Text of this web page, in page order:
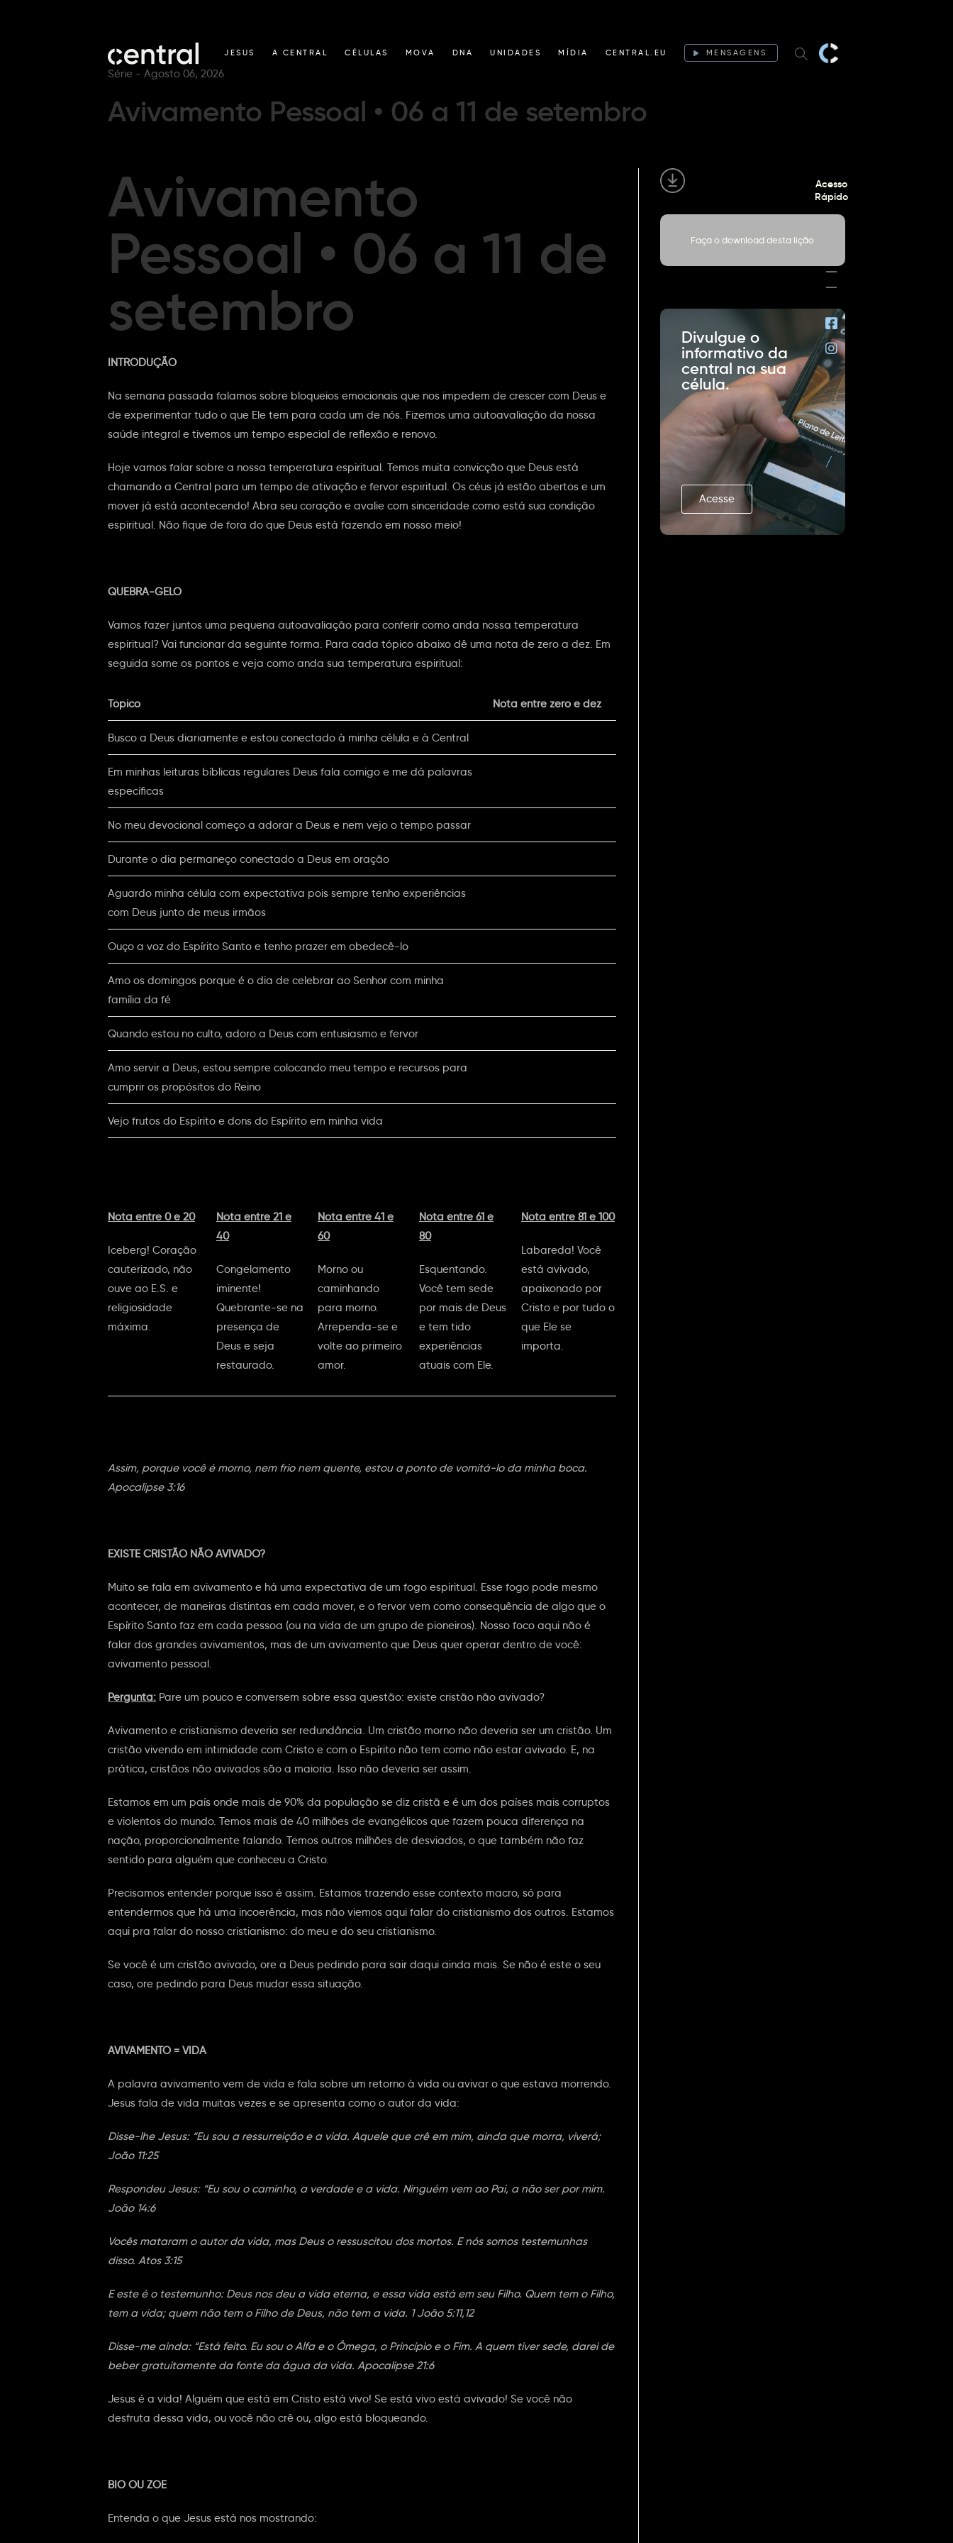
Acesso
Rápido
JESUS A CENTRAL CÉLULAS MOVA DNA UNIDADES MÍDIA CENTRAL.EU MENSAGENS
Série - Agosto 06, 2026
Avivamento Pessoal • 06 a 11 de setembro
Avivamento
Pessoal • 06 a 11 de
setembro
INTRODUÇÃO
Na semana passada falamos sobre bloqueios emocionais que nos impedem de crescer com Deus e
de experimentar tudo o que Ele tem para cada um de nós. Fizemos uma autoavaliação da nossa
saúde integral e tivemos um tempo especial de reflexão e renovo.
Hoje vamos falar sobre a nossa temperatura espiritual. Temos muita convicção que Deus está
chamando a Central para um tempo de ativação e fervor espiritual. Os céus já estão abertos e um
mover já está acontecendo! Abra seu coração e avalie com sinceridade como está sua condição
espiritual. Não fique de fora do que Deus está fazendo em nosso meio!
QUEBRA-GELO
Vamos fazer juntos uma pequena autoavaliação para conferir como anda nossa temperatura
espiritual? Vai funcionar da seguinte forma. Para cada tópico abaixo dê uma nota de zero a dez. Em
seguida some os pontos e veja como anda sua temperatura espiritual:
Tópico Nota entre zero e dez
Busco a Deus diariamente e estou conectado à minha célula e à Central
Em minhas leituras bíblicas regulares Deus fala comigo e me dá palavras
específicas
No meu devocional começo a adorar a Deus e nem vejo o tempo passar
Durante o dia permaneço conectado a Deus em oração
Aguardo minha célula com expectativa pois sempre tenho experiências
com Deus junto de meus irmãos
Ouço a voz do Espírito Santo e tenho prazer em obedecê-lo
Amo os domingos porque é o dia de celebrar ao Senhor com minha
família da fé
Quando estou no culto, adoro a Deus com entusiasmo e fervor
Amo servir a Deus, estou sempre colocando meu tempo e recursos para
cumprir os propósitos do Reino
Vejo frutos do Espírito e dons do Espírito em minha vida
Nota entre 0 e 20
Iceberg! Coração
cauterizado, não
ouve ao E.S. e
religiosidade
máxima.
Nota entre 21 e
40
Congelamento
iminente!
Quebrante-se na
presença de
Deus e seja
restaurado.
Nota entre 41 e
60
Morno ou
caminhando
para morno.
Arrependa-se e
volte ao primeiro
amor.
Nota entre 61 e
80
Esquentando.
Você tem sede
por mais de Deus
e tem tido
experiências
atuais com Ele.
Nota entre 81 e 100
Labareda! Você
está avivado,
apaixonado por
Cristo e por tudo o
que Ele se
importa.
Assim, porque você é morno, nem frio nem quente, estou a ponto de vomitá-lo da minha boca.
Apocalipse 3:16
EXISTE CRISTÃO NÃO AVIVADO?
Muito se fala em avivamento e há uma expectativa de um fogo espiritual. Esse fogo pode mesmo
acontecer, de maneiras distintas em cada mover, e o fervor vem como consequência de algo que o
Espírito Santo faz em cada pessoa (ou na vida de um grupo de pioneiros). Nosso foco aqui não é
falar dos grandes avivamentos, mas de um avivamento que Deus quer operar dentro de você:
avivamento pessoal.
Pergunta: Pare um pouco e conversem sobre essa questão: existe cristão não avivado?
Avivamento e cristianismo deveria ser redundância. Um cristão morno não deveria ser um cristão. Um
cristão vivendo em intimidade com Cristo e com o Espírito não tem como não estar avivado. E, na
prática, cristãos não avivados são a maioria. Isso não deveria ser assim.
Estamos em um país onde mais de 90% da população se diz cristã e é um dos países mais corruptos
e violentos do mundo. Temos mais de 40 milhões de evangélicos que fazem pouca diferença na
nação, proporcionalmente falando. Temos outros milhões de desviados, o que também não faz
sentido para alguém que conheceu a Cristo.
Precisamos entender porque isso é assim. Estamos trazendo esse contexto macro, só para
entendermos que há uma incoerência, mas não viemos aqui falar do cristianismo dos outros. Estamos
aqui pra falar do nosso cristianismo: do meu e do seu cristianismo.
Se você é um cristão avivado, ore a Deus pedindo para sair daqui ainda mais. Se não é este o seu
caso, ore pedindo para Deus mudar essa situação.
AVIVAMENTO = VIDA
A palavra avivamento vem de vida e fala sobre um retorno à vida ou avivar o que estava morrendo.
Jesus fala de vida muitas vezes e se apresenta como o autor da vida:
Disse-lhe Jesus: “Eu sou a ressurreição e a vida. Aquele que crê em mim, ainda que morra, viverá;
João 11:25
Respondeu Jesus: “Eu sou o caminho, a verdade e a vida. Ninguém vem ao Pai, a não ser por mim.
João 14:6
Vocês mataram o autor da vida, mas Deus o ressuscitou dos mortos. E nós somos testemunhas
disso. Atos 3:15
E este é o testemunho: Deus nos deu a vida eterna, e essa vida está em seu Filho. Quem tem o Filho,
tem a vida; quem não tem o Filho de Deus, não tem a vida. 1 João 5:11,12
Disse-me ainda: “Está feito. Eu sou o Alfa e o Ômega, o Princípio e o Fim. A quem tiver sede, darei de
beber gratuitamente da fonte da água da vida. Apocalipse 21:6
Jesus é a vida! Alguém que está em Cristo está vivo! Se está vivo está avivado! Se você não
desfruta dessa vida, ou você não crê ou, algo está bloqueando.
BIO OU ZOE
Entenda o que Jesus está nos mostrando:
Faça o download desta lição
Divulgue o
informativo da
central na sua
célula.
Acesse